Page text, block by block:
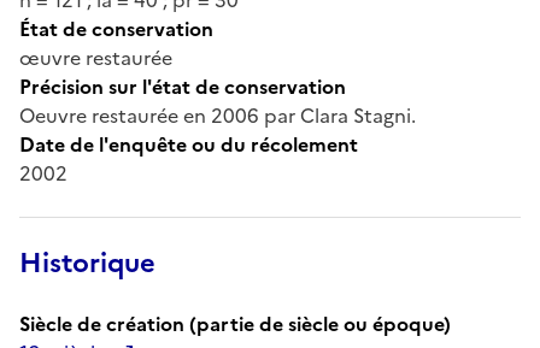
État de conservation
œuvre restaurée
Précision sur l'état de conservation
Oeuvre restaurée en 2006 par Clara Stagni.
Date de l'enquête ou du récolement
2002
Historique
Siècle de création (partie de siècle ou époque)